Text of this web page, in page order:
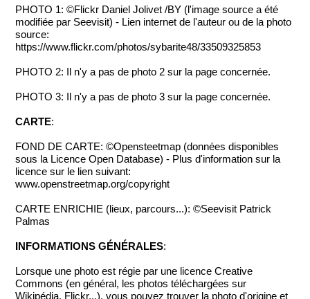
PHOTO 1: ©Flickr Daniel Jolivet /BY (l'image source a été
modifiée par Seevisit) - Lien internet de l'auteur ou de la photo
source:
https://www.flickr.com/photos/sybarite48/33509325853
PHOTO 2: Il n'y a pas de photo 2 sur la page concernée.
PHOTO 3: Il n'y a pas de photo 3 sur la page concernée.
CARTE:
FOND DE CARTE: ©Opensteetmap (données disponibles
sous la Licence Open Database) - Plus d'information sur la
licence sur le lien suivant:
www.openstreetmap.org/copyright
CARTE ENRICHIE (lieux, parcours...): ©Seevisit Patrick
Palmas
INFORMATIONS GÉNÉRALES:
Lorsque une photo est régie par une licence Creative
Commons (en général, les photos téléchargées sur
Wikipédia, Flickr...), vous pouvez trouver la photo d'origine et